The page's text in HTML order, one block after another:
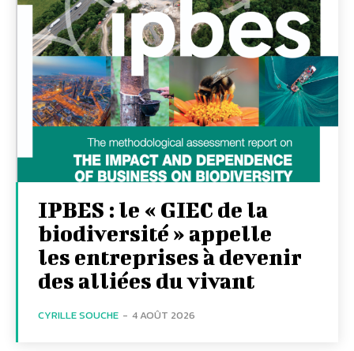
IPBES : le « GIEC de la
biodiversité » appelle
les entreprises à devenir
des alliées du vivant
CYRILLE SOUCHE - 4 AOÛT 2026